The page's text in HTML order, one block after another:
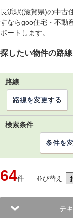
長浜駅(滋賀県)の中古
すならgoo住宅・不動
ポートします。
探したい物件の路
路線
路線を変更する
検索条件
条件を
64件 並び替え
テ